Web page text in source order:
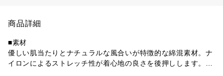
商品詳細
■素材
優しい肌当たりとナチュラルな風合いが特徴的な綿混素材。ナ
イロンによるストレッチ性が着心地の良さを後押しします。